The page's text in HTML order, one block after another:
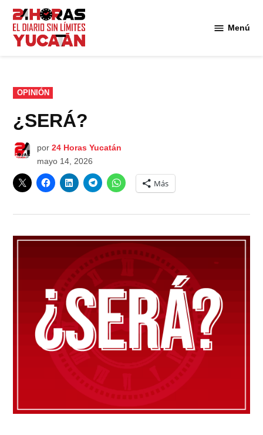
Saltar
contenido
Menú
PUBLICADO
EN
OPINIÓN
¿SERÁ?
por 24 Horas Yucatán
mayo 14, 2026
Más